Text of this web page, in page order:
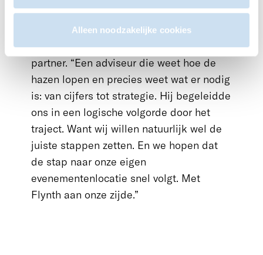
Alleen noodzakelijke cookies
lijnen zijn kort. Dat werkt heel prettig.”
Voor het financieringsadvies voelde Jakob
zich gesteund door een deskundige
partner. “Een adviseur die weet hoe de
hazen lopen en precies weet wat er nodig
is: van cijfers tot strategie. Hij begeleidde
ons in een logische volgorde door het
traject. Want wij willen natuurlijk wel de
juiste stappen zetten. En we hopen dat
de stap naar onze eigen
evenementenlocatie snel volgt. Met
Flynth aan onze zijde.”